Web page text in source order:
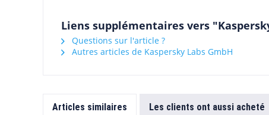
Liens supplémentaires vers
Questions sur l'article ?
Autres articles de Kaspersky Labs GmbH
Articles similaires Les clients ont aussi acheté